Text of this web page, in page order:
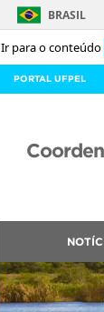
Ir para o conteúdo
BRASIL
PORTAL UFPEL